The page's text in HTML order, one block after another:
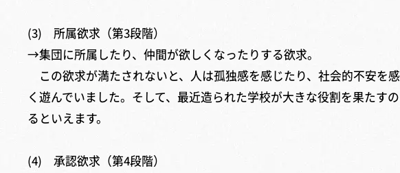
(3) 所属欲求（第3段階）
→集団に所属したり、仲間が欲しくなったりする欲求。
この欲求が満たされないと、人は孤独感を感じたり、社会的不安を
く遊んでいました。そして、最近造られた学校が大きな役割を果た
るといえます。
(4) 承認欲求（第4段階）